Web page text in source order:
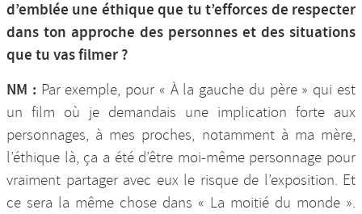
d’emblée une éthique que tu t’efforces de respecter
dans ton approche des personnes et des situations
que tu vas filmer ?
NM : Par exemple, pour « À la gauche du père » qui est
un film où je demandais une implication forte aux
personnages, à mes proches, notamment à ma mère,
l’éthique là, ça a été d’être moi-même personnage pour
vraiment partager avec eux le risque de l’exposition. Et
ce sera la même chose dans « La moitié du monde ».